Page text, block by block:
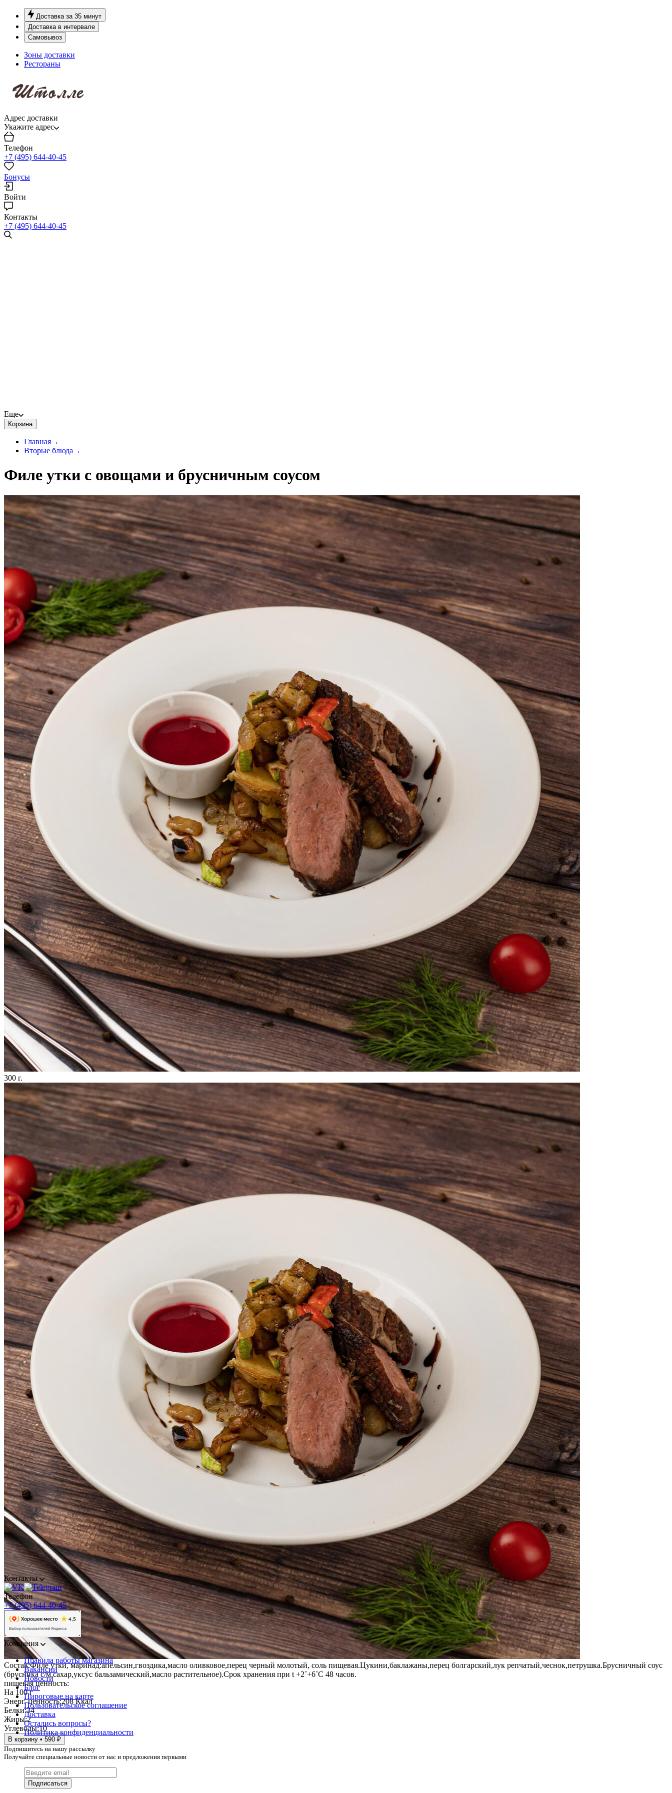
Доставка за 35 минут
Доставка в интервале
Самовывоз
Зоны доставки
Рестораны
Адрес доставки
Укажите адрес
Телефон
+7 (495) 644-40-45
Бонусы
Войти
Контакты
+7 (495) 644-40-45
Еще
Корзина
Главная→
Вторые блюда →
Филе утки с овощами и брусничным соусом
300 г.
Состав:Филе утки, маринад:апельсин,гвоздика,масло оливковое,перец черный молотый, соль пищевая.Цукини,баклажаны,перец болгарский,лук репчатый,чеснок,петрушка.Брусничный соус
(брусника с/м,сахар,уксус бальзамический,масло растительное).Срок хранения при t +2˚+6˚C 48 часов.
пищевая ценность:
На 100 г
Энерг. ценность:208 Ккал
Белки:34
Жиры:2
Углеводы:10
В корзину • 590 ₽
Контакты
Телефон
+7 (495) 644-40-45
Компания
Правила работы магазина
Вакансии
Новости
Блог
Пироговые на карте
Пользовательское соглашение
Доставка
Остались вопросы?
Политика конфиденциальности
Подпишитесь на нашу рассылку
Получайте специальные новости от нас и предложения первыми
Подписаться